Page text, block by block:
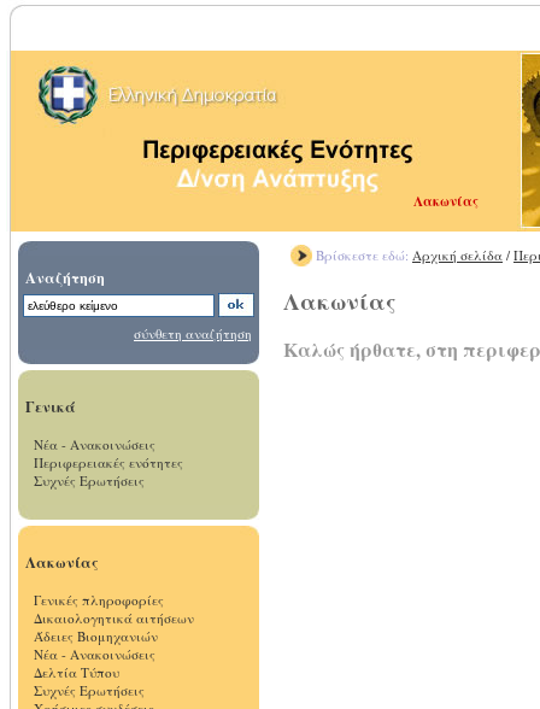
Λακωνίας
Αναζήτηση
σύνθετη αναζήτηση
Γενικά
Νέα - Ανακοινώσεις
Περιφερειακές ενότητες
Συχνές Ερωτήσεις
Λακωνίας
Γενικές πληροφορίες
Δικαιολογητικά αιτήσεων
Άδειες Βιομηχανιών
Νέα - Ανακοινώσεις
Δελτία Τύπου
Συχνές Ερωτήσεις
Βρίσκεστε εδώ: Αρχική σελίδα /
Λακωνίας
Καλώς ήρθατε, στη